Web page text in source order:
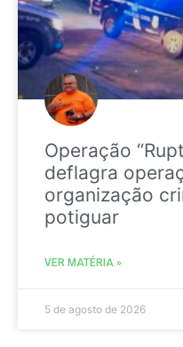
Operação
deflagra
organização
potiguar
VER MATÉRIA »
5 de agosto de 2026